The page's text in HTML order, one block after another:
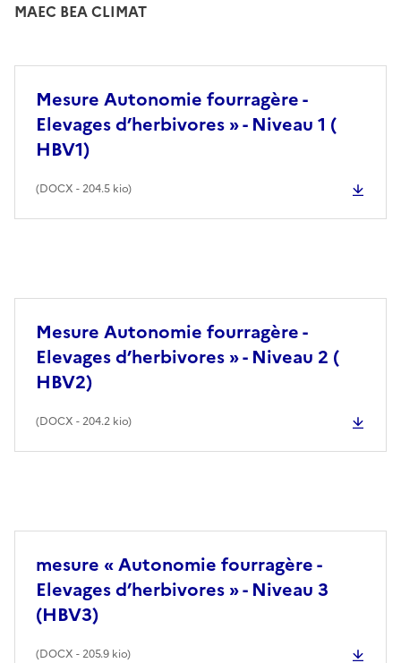
MAEC BEA CLIMAT
Mesure Autonomie fourragère -
Elevages d’herbivores » - Niveau 1 (
HBV1)
(DOCX - 204.5 kio)
Mesure Autonomie fourragère -
Elevages d’herbivores » - Niveau 2 (
HBV2)
(DOCX - 204.2 kio)
mesure « Autonomie fourragère -
Elevages d’herbivores » - Niveau 3
(HBV3)
(DOCX - 205.9 kio)